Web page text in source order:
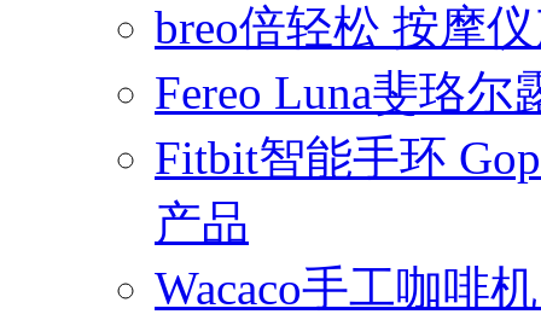
breo倍轻松 按摩
Fereo Luna斐珞
Fitbit智能手环
产品
Wacaco手工咖啡